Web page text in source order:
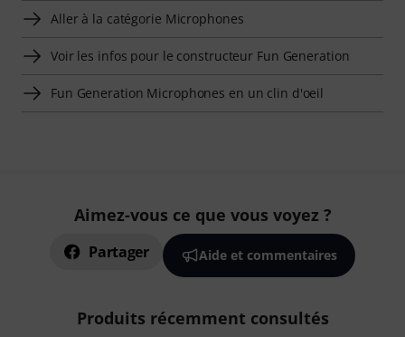
Aller à la catégorie Microphones
Voir les infos pour le constructeur Fun Generation
Fun Generation Microphones en un clin d'oeil
Aimez-vous ce que vous voyez ?
Partager Aide et commentaires
Produits récemment consultés